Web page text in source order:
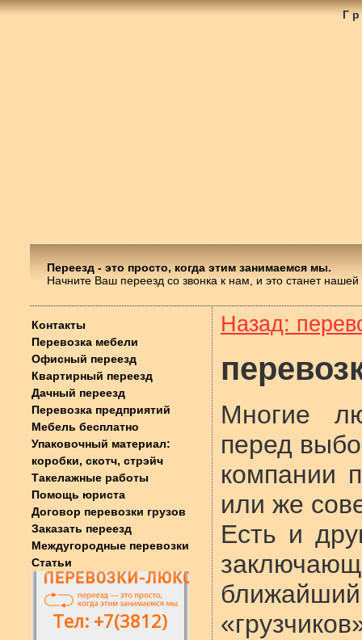
Переезд - это просто, когда этим занимаемся мы.
Начните Ваш переезд со звонка к нам, и это станет нашей
Контакты
Перевозка мебели
Офисный переезд
Квартирный переезд
Дачный переезд
Перевозка предприятий
Мебель бесплатно
Упаковочный материал:
коробки, скотч, стрэйч
Такелажные работы
Помощь юриста
Договор перевозки грузов
Заказать переезд
Междугородные перевозки
Статьи
Назад:
Многие
перед
компании
или же
Есть и